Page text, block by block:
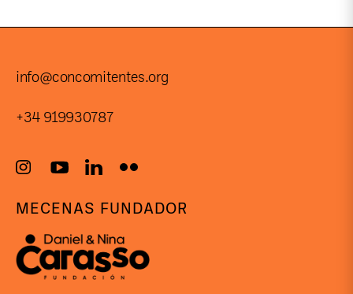
info@concomitentes.org
+34 919930787
MECENAS FUNDADOR